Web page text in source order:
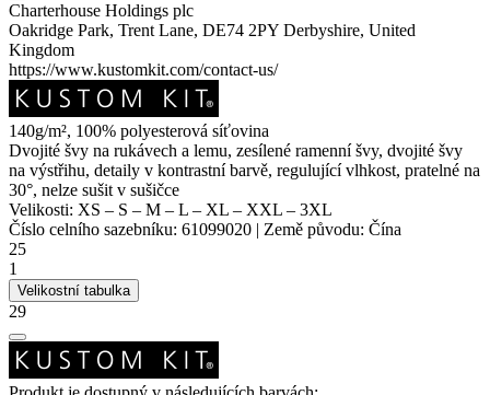
Charterhouse Holdings plc
Oakridge Park, Trent Lane, DE74 2PY Derbyshire, United
Kingdom
https://www.kustomkit.com/contact-us/
140g/m², 100% polyesterová síťovina
Dvojité švy na rukávech a lemu, zesílené ramenní švy, dvojité švy
na výstřihu, detaily v kontrastní barvě, regulující vlhkost, pratelné na
30°, nelze sušit v sušičce
Velikosti: XS – S – M – L – XL – XXL – 3XL
Číslo celního sazebníku: 61099020 | Země původu: Čína
25
1
Velikostní tabulka
29